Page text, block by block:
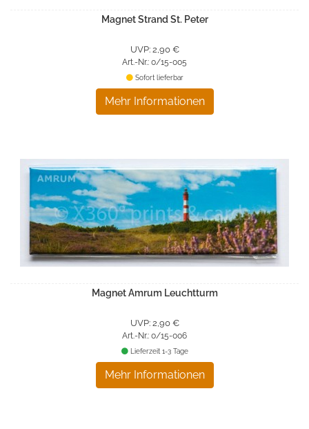
Magnet Strand St. Peter
UVP: 2,90 €
Art.-Nr.: 0/15-005
Mehr Informationen
Sofort lieferbar
Magnet Amrum Leuchtturm
UVP: 2,90 €
Art.-Nr.: 0/15-006
Mehr Informationen
Lieferzeit 1-3 Tage